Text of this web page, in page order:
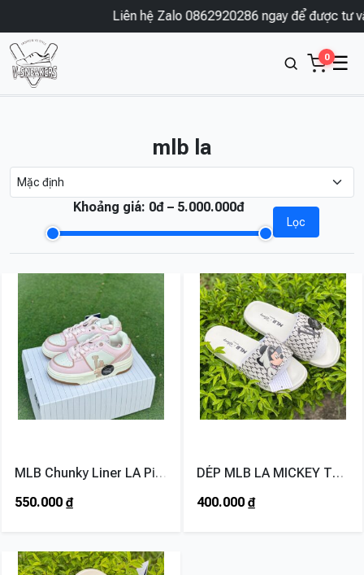
Liên hệ Zalo 0862920286 ngay để được tư
0 ☰
mlb la
Khoảng giá: 0đ – 5.000.000đ
Lọc
MLB Chunky Liner LA Pink
550.000 ₫
DÉP MLB LA MICKEY TRẮNG
400.000 ₫